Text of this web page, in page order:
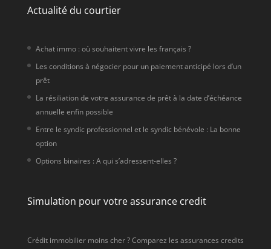
Actualité du courtier
Achat immo : où souhaitent vivre les français ?
Les conditions à négocier pour un paiement anticipé lors d’un
prêt
La résiliation de votre assurance de prêt à la date d’échéance
annuelle enfin possible
Entre le syndic professionnel et le syndic bénévole : La bonne
option
Options binaires : A qui s’adressent-elles ?
Simulation pour votre assurance credit
Crédit immobilier moins cher ? Comparez les assurances credits